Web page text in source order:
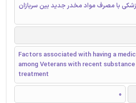
با مصرف مواد مخدر جدید بین سربازان
Factors associated with having a
among Veterans with recent
treatment
0